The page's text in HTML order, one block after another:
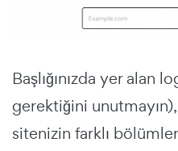
Başlığınızda yer alan
gerektiğini
sitenizin farklı